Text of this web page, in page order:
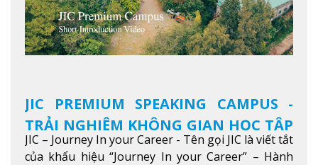
JIC PREMIUM SPEAKING CAMPUS -
TRẢI NGHIỆM KHÔNG GIAN HỌC TẬP
5 SAO TẠI BAGUIO
JIC – Journey In your Career - Tên gọi JIC là viết tắt
của khẩu hiệu “Journey In your Career” – Hành